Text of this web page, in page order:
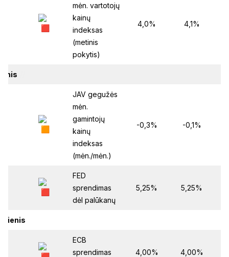
mėn. vartotojų
kainų
indeksas
(metinis
pokytis)
4,0% 4,1%
JAV gegužės
mėn.
gamintojų
kainų
indeksas
(mėn./mėn.)
-0,3% -0,1%
FED
sprendimas
dėl palūkanų
5,25% 5,25%
ECB
sprendimas
4,00% 4,00%